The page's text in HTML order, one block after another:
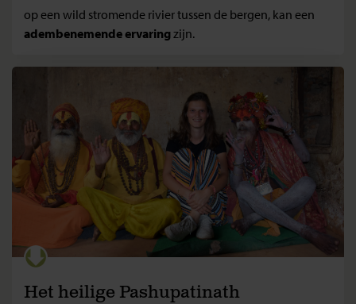
op een wild stromende rivier tussen de bergen, kan een
adembenemende ervaringzijn.
Het heilige Pashupatinath